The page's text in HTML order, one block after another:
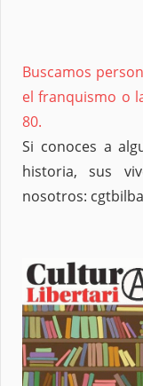
Buscamos
el franquismo o
80.
Si conoces a
historia, sus
nosotros: